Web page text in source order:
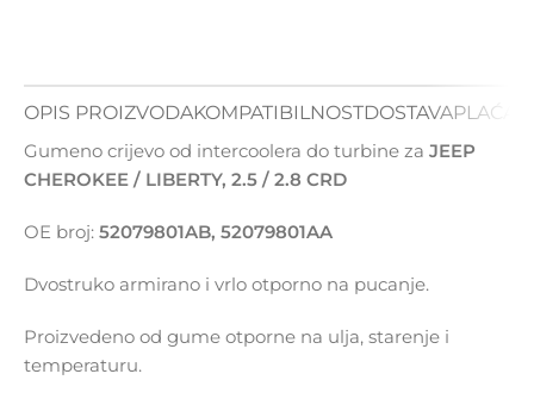
OPIS PROIZVODAKOMPATIBILNOSTDOSTAVA
Gumeno crijevo od intercoolera do turbine za JEEP
CHEROKEE / LIBERTY, 2.5 / 2.8 CRD
OE broj: 52079801AB, 52079801AA
Dvostruko armirano i vrlo otporno na pucanje.
Proizvedeno od gume otporne na ulja, starenje i
temperaturu.